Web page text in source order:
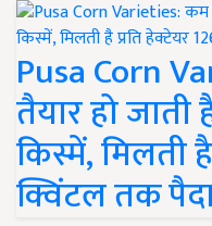
Pusa Corn
तैयार हो
किस्में, मिलती
क्विंटल तक